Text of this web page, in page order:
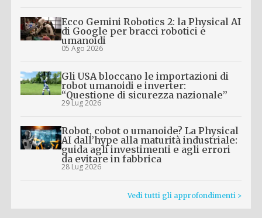
Ecco Gemini Robotics 2: la Physical AI
di Google per bracci robotici e
umanoidi
05 Ago 2026
Gli USA bloccano le importazioni di
robot umanoidi e inverter:
“Questione di sicurezza nazionale”
29 Lug 2026
Robot, cobot o umanoide? La Physical
AI dall’hype alla maturità industriale:
guida agli investimenti e agli errori
da evitare in fabbrica
28 Lug 2026
Vedi tutti gli approfondimenti >